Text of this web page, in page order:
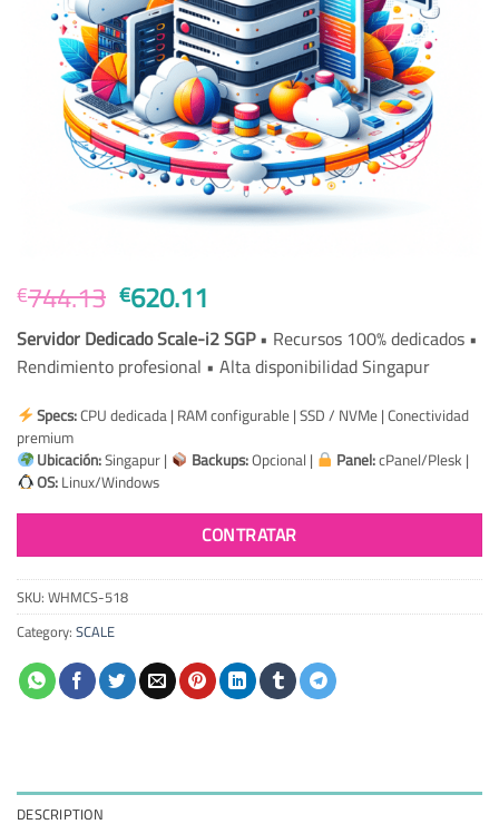
€744.13 Original
price
was:
€744.13.
€620.11
price
is:
€620.11.
Servidor Dedicado Scale-i2 SGP• Recursos 100% dedicados •
Rendimiento profesional • Alta disponibilidad Singapur
Specs:CPU dedicada | RAM configurable | SSD / NVMe | Conectividad
premium
Ubicación:Singapur | Backups:Opcional | Panel:cPanel/Plesk |
OS:Linux/Windows
CONTRATAR
SKU:WHMCS-518
Category:SCALE
DESCRIPTION